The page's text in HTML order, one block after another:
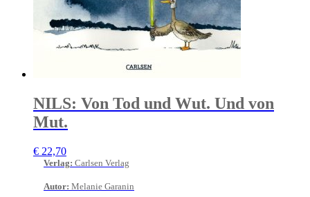
NILS: Von Tod und Wut. Und von
Mut.
€ 22,70
Verlag: Carlsen Verlag
Autor: Melanie Garanin